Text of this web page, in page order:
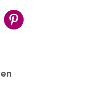
Machen -